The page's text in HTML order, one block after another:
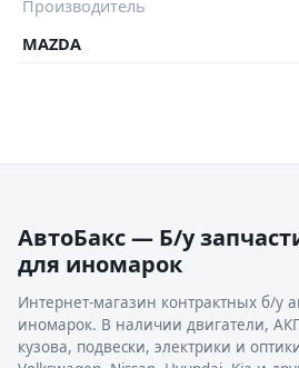
Производитель
MAZDA
АвтоБакс — Б/у
для иномарок
Интернет-магазин контрактных б/у
иномарок. В наличии двигатели,
кузова, подвески, электрики и